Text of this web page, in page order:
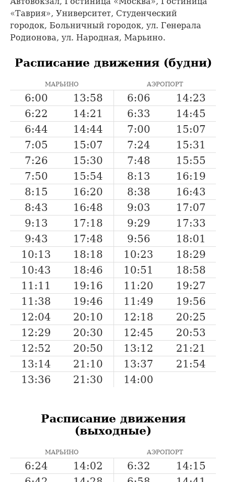
«Таврия», Университет, Студенческий
городок, Больничный городок, ул. Генерала
Родионова, ул. Народная, Марьино.
Расписание движения (будни)
МАРЬИНО АЭРОПОРТ
6:00 13:58 6:06
14:23
6:22
14:21 6:33
14:45
6:44
14:44 7:00
15:07
7:05
15:07 7:24
15:31
7:26
15:30 7:48
15:55
7:50
15:54 8:13
16:19
8:15
16:20 8:38
16:43
8:43
16:48 9:03
17:07
9:13
17:18 9:29
17:33
9:43
17:48 9:56
18:01
10:13
18:18 10:23
18:29
10:43
18:46 10:51
18:58
11:11
19:16 11:20
19:27
11:38
19:46 11:49
19:56
12:04
20:10 12:18
20:25
12:29
20:30 12:45
20:53
12:52
20:50 13:12
21:21
13:14
21:10 13:37
21:54
13:36
21:30 14:00
Расписание движения
(выходные)
МАРЬИНО АЭРОПОРТ
6:24 14:02 6:32
14:15